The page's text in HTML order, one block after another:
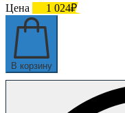
Цена
1 024₽
В корзину